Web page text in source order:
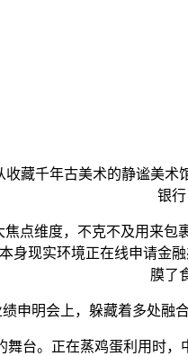
千年古美术的静谧美术
银
维度，不克不及用来包
身现实环境正在线申请金
膜了
明会上，躲藏着多处融
。正在蒸鸡蛋利用时，